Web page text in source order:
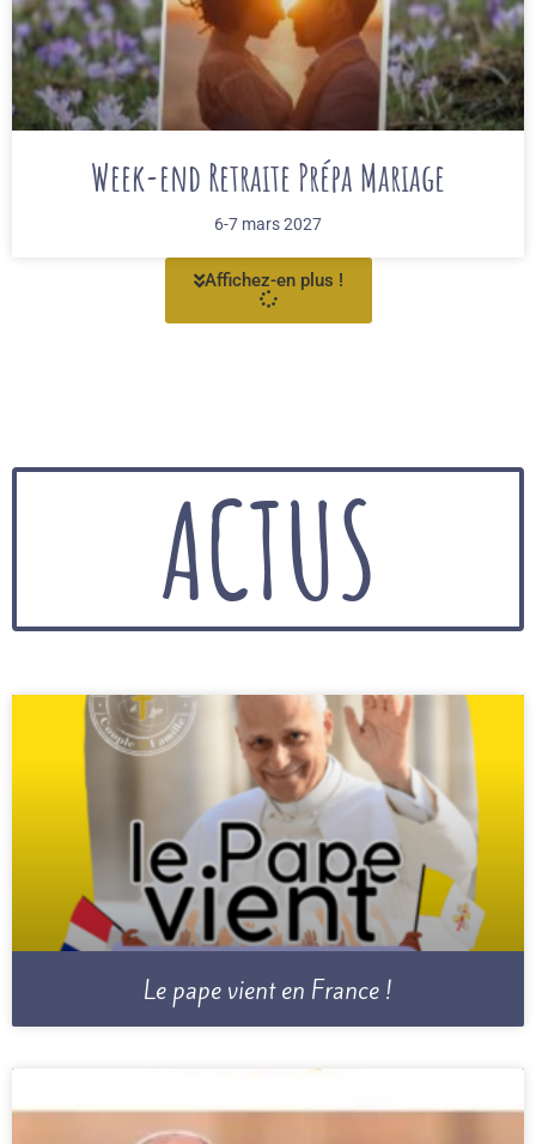
Week-end Retraite Prépa Mariage
6-7 mars 2027
Affichez-en plus !
Le pape vient en France !
ACTUS